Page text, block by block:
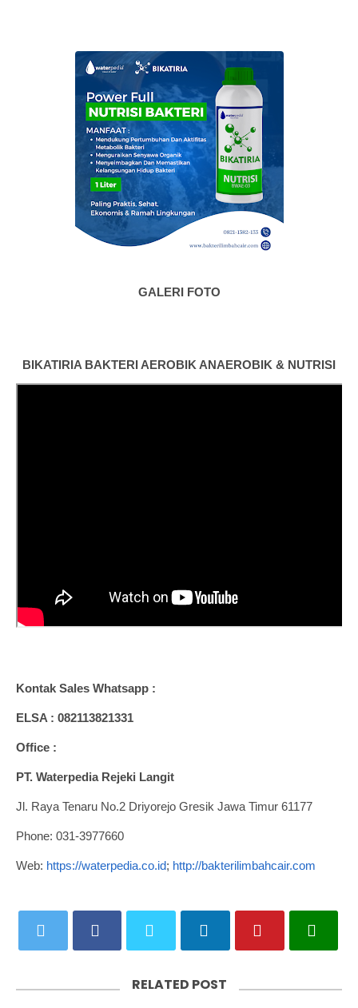
GALERI FOTO
BIKATIRIA BAKTERI AEROBIK ANAEROBIK & NUTRISI
Kontak Sales Whatsapp :
ELSA : 082113821331
Office :
PT. Waterpedia Rejeki Langit
Jl. Raya Tenaru No.2 Driyorejo Gresik Jawa Timur 61177
Phone: 031-3977660
Web: https://waterpedia.co.id; http://bakterilimbahcair.com
RELATED POST